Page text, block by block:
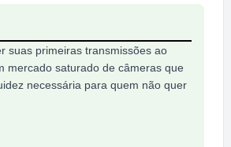
Com Microfone - Rzfhdaf01
suas primeiras transmissões ao
mercado saturado de câmeras que
necessária para quem não quer